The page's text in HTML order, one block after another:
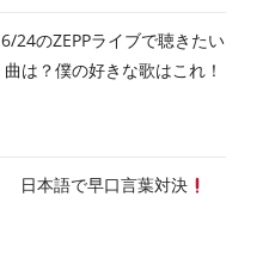
6/24のZEPPライブで聴きたい
曲は？僕の好きな歌はこれ！
日本語で早口言葉対決